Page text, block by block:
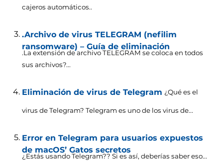
cajeros automáticos..
.Archivo de virus TELEGRAM (nefilim
ransomware) – Guía de eliminación
.La extensión de archivo TELEGRAM se coloca en todos
sus archivos?...
Eliminación de virus de Telegram ¿Qué es el
virus de Telegram? Telegram es uno de los virus de...
Error en Telegram para usuarios expuestos
de macOS’ Gatos secretos
¿Estás usando Telegram?? Si es así, deberías saber eso...